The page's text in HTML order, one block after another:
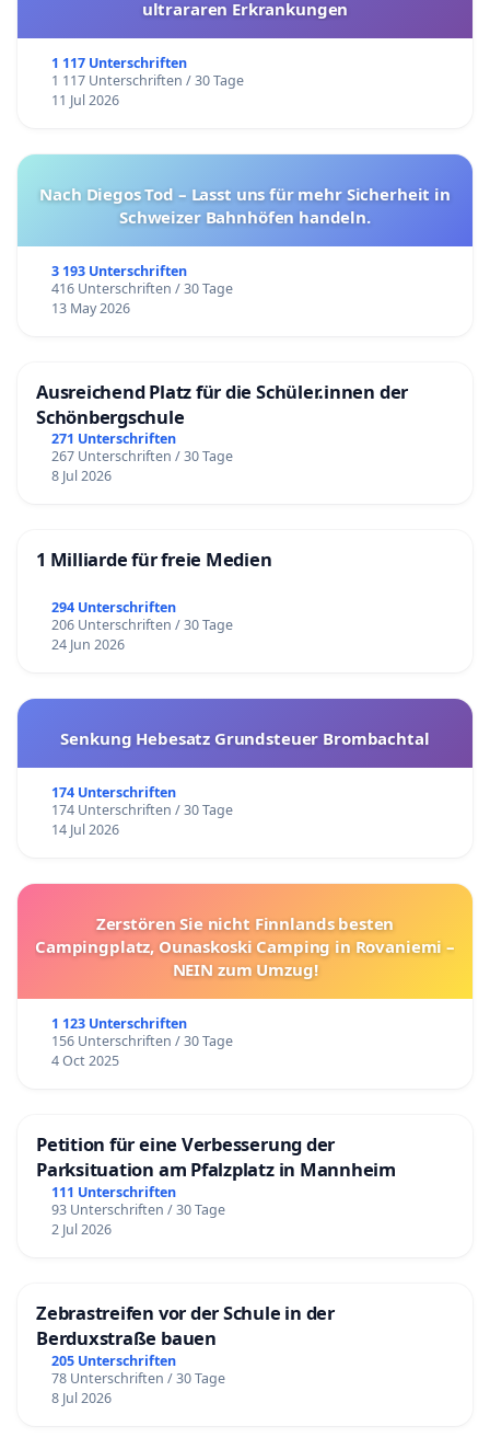
ultrararen Erkrankungen
1 117 Unterschriften
1 117 Unterschriften / 30 Tage
11 Jul 2026
Nach Diegos Tod – Lasst uns für mehr Sicherheit in
Schweizer Bahnhöfen handeln.
3 193 Unterschriften
416 Unterschriften / 30 Tage
13 May 2026
Ausreichend Platz für die Schüler.innen der
Schönbergschule
271 Unterschriften
267 Unterschriften / 30 Tage
8 Jul 2026
1 Milliarde für freie Medien
294 Unterschriften
206 Unterschriften / 30 Tage
24 Jun 2026
Senkung Hebesatz Grundsteuer Brombachtal
174 Unterschriften
174 Unterschriften / 30 Tage
14 Jul 2026
Zerstören Sie nicht Finnlands besten
Campingplatz, Ounaskoski Camping in Rovaniemi –
NEIN zum Umzug!
1 123 Unterschriften
156 Unterschriften / 30 Tage
4 Oct 2025
Petition für eine Verbesserung der
Parksituation am Pfalzplatz in Mannheim
111 Unterschriften
93 Unterschriften / 30 Tage
2 Jul 2026
Zebrastreifen vor der Schule in der
Berduxstraße bauen
205 Unterschriften
78 Unterschriften / 30 Tage
8 Jul 2026